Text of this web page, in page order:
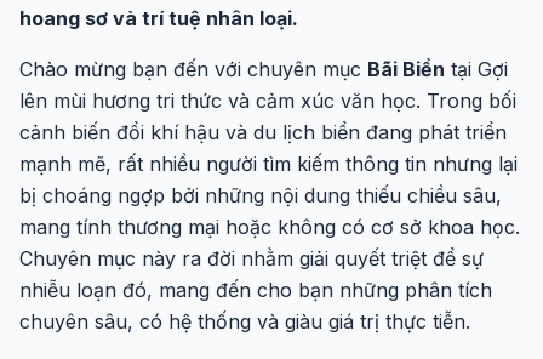
hoang sơ và trí tuệ nhân loại.
Chào mừng bạn đến với chuyên mục Bãi Biển tại Gợi
lên mùi hương tri thức và cảm xúc văn học. Trong bối
cảnh biến đổi khí hậu và du lịch biển đang phát triển
mạnh mẽ, rất nhiều người tìm kiếm thông tin nhưng lại
bị choáng ngợp bởi những nội dung thiếu chiều sâu,
mang tính thương mại hoặc không có cơ sở khoa học.
Chuyên mục này ra đời nhằm giải quyết triệt để sự
nhiễu loạn đó, mang đến cho bạn những phân tích
chuyên sâu, có hệ thống và giàu giá trị thực tiễn.